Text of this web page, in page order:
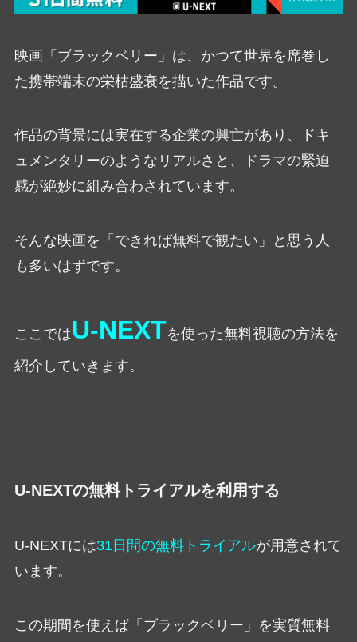
映画「ブラックベリー」は、かつて世界を席巻し
た携帯端末の栄枯盛衰を描いた作品です。
作品の背景には実在する企業の興亡があり、ドキ
ュメンタリーのようなリアルさと、ドラマの緊迫
感が絶妙に組み合わされています。
そんな映画を「できれば無料で観たい」と思う人
も多いはずです。
ここではU-NEXTを使った無料視聴の方法を
紹介していきます。
U-NEXTの無料トライアルを利用する
U-NEXTには31日間の無料トライアルが用意されて
います。
この期間を使えば「ブラックベリー」を実質無料